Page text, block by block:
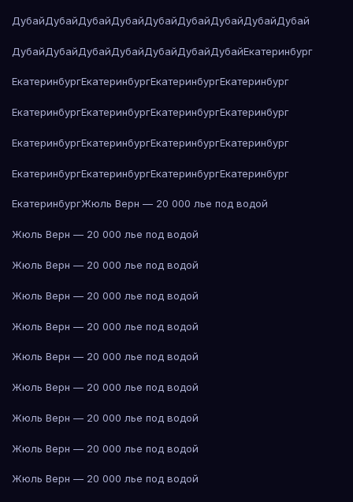
ДубайДубайДубайДубайДубайДубайДубайДубайДубай
ДубайДубайДубайДубайДубайДубайДубайЕкатеринбург
ЕкатеринбургЕкатеринбургЕкатеринбургЕкатеринбург
ЕкатеринбургЕкатеринбургЕкатеринбургЕкатеринбург
ЕкатеринбургЕкатеринбургЕкатеринбургЕкатеринбург
ЕкатеринбургЕкатеринбургЕкатеринбургЕкатеринбург
ЕкатеринбургЖюль Верн — 20 000 лье под водой
Жюль Верн — 20 000 лье под водой
Жюль Верн — 20 000 лье под водой
Жюль Верн — 20 000 лье под водой
Жюль Верн — 20 000 лье под водой
Жюль Верн — 20 000 лье под водой
Жюль Верн — 20 000 лье под водой
Жюль Верн — 20 000 лье под водой
Жюль Верн — 20 000 лье под водой
Жюль Верн — 20 000 лье под водой